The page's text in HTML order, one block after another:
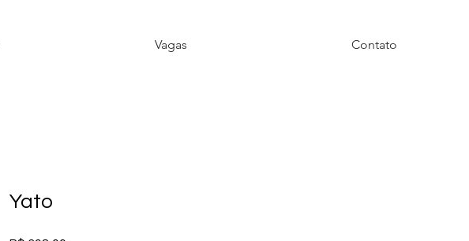
Vagas Contato
Yato